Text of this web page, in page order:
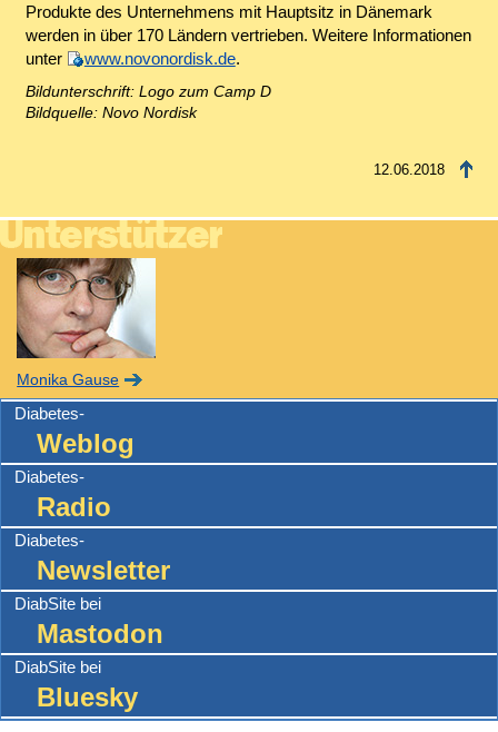
Produkte des Unternehmens mit Hauptsitz in Dänemark
werden in über 170 Ländern vertrieben. Weitere Informationen
unter
www.novonordisk.de.
Bildunterschrift: Logo zum Camp D
Bildquelle: Novo Nordisk
12.06.2018
Monika Gause
Diabetes-
Weblog
Diabetes-
Radio
Diabetes-
Newsletter
DiabSite bei
Mastodon
DiabSite bei
Bluesky